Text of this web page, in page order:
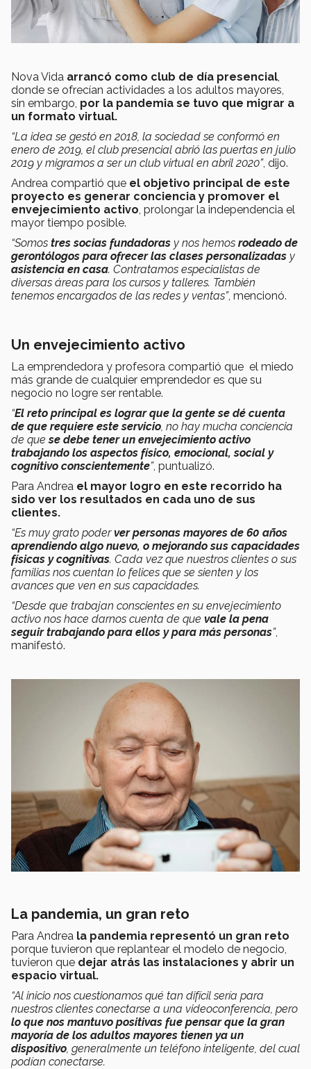
Nova Vida arrancó como club de día presencial,
donde se ofrecían actividades a los adultos mayores,
sin embargo, por la pandemia se tuvo que migrar a
un formato virtual.
“La idea se gestó en 2018, la sociedad se conformó en
enero de 2019, el club presencial abrió las puertas en julio
2019 y migramos a ser un club virtual en abril 2020”, dijo.
Andrea compartió que el objetivo principal de este
proyecto es generar conciencia y promover el
envejecimiento activo, prolongar la independencia el
mayor tiempo posible.
“Somos tres socias fundadoras y nos hemos rodeado de
gerontólogos para ofrecer las clases personalizadas y
asistencia en casa. Contratamos especialistas de
diversas áreas para los cursos y talleres. También
tenemos encargados de las redes y ventas”, mencionó.
Un envejecimiento activo
La emprendedora y profesora compartió que el miedo
más grande de cualquier emprendedor es que su
negocio no logre ser rentable.
“El reto principal es lograr que la gente se dé cuenta
de que requiere este servicio, no hay mucha conciencia
de quese debe tener un envejecimiento activo
trabajando los aspectos físico, emocional, social y
cognitivo conscientemente”, puntualizó.
Para Andrea el mayor logro en este recorrido ha
sido ver los resultados en cada uno de sus
clientes.
“Es muy grato poderver personas mayores de 60 años
aprendiendo algo nuevo, o mejorando sus capacidades
físicas y cognitivas. Cada vez que nuestros clientes o sus
familias nos cuentan lo felices que se sienten y los
avances que ven en sus capacidades.
“Desde que trabajan conscientes en su envejecimiento
activo nos hace darnos cuenta de que vale la pena
seguir trabajando para ellos y para más personas”,
manifestó.
La pandemia, un gran reto
Para Andrea la pandemia representó un gran reto
porque tuvieron que replantear el modelo de negocio,
tuvieron que dejar atrás las instalaciones y abrir un
espacio virtual.
“Al inicio nos cuestionamos qué tan difícil sería para
nuestros clientes conectarse a una videoconferencia, pero
lo que nos mantuvo positivas fue pensar que la gran
mayoría de los adultos mayores tienen ya un
dispositivo, generalmente un teléfono inteligente, del cual
podían conectarse.